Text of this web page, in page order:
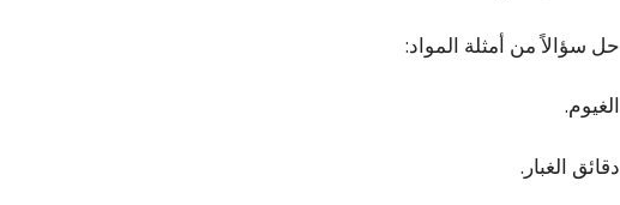
حل سؤالاً من أمثلة المواد:
الغيوم.
دقائق الغبار.